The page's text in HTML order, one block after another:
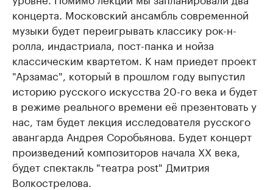
концерта. Московский ансамбль современной
музыки будет переигрывать классику рок-н-
ролла, индастриала, пост-панка и нойза
классическим квартетом. К нам приедет проект
"Арзамас", который в прошлом году выпустил
историю русского искусства 20-го века и будет
в режиме реального времени её презентовать у
нас, там будет лекция исследователя русского
авангарда Андрея Соробьянова. Будет концерт
произведений композиторов начала XX века,
будет спектакль "театра post" Дмитрия
Волкострелова.